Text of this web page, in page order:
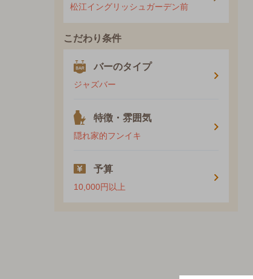
松江イングリッシュガーデン前
こだわり条件
バーのタイプ
ジャズバー
特徴・雰囲気
隠れ家的フンイキ
予算
10,000円以上